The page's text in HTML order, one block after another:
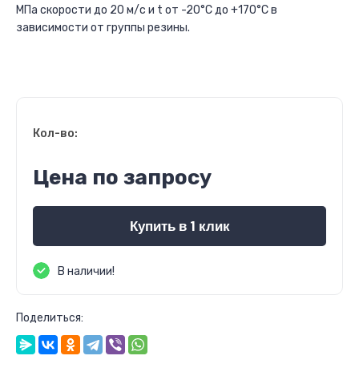
МПа скорости до 20 м/с и t от -20°С до +170°С в
зависимости от группы резины.
Кол-во:
Цена по запросу
Купить в 1 клик
В наличии!
Поделиться: